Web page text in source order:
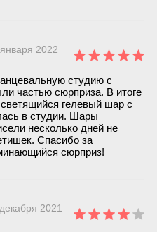
2022
студию с
частью сюрприза. В итоге
гелевый шар с
в студии. Шары
несколько дней не
Спасибо за
сюрприз!
2021